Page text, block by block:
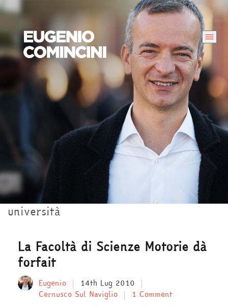
università
La Facoltà di Scienze Motorie dà
forfait
Eugenio
14th Lug 2010
Cernusco Sul Naviglio
1 Comment